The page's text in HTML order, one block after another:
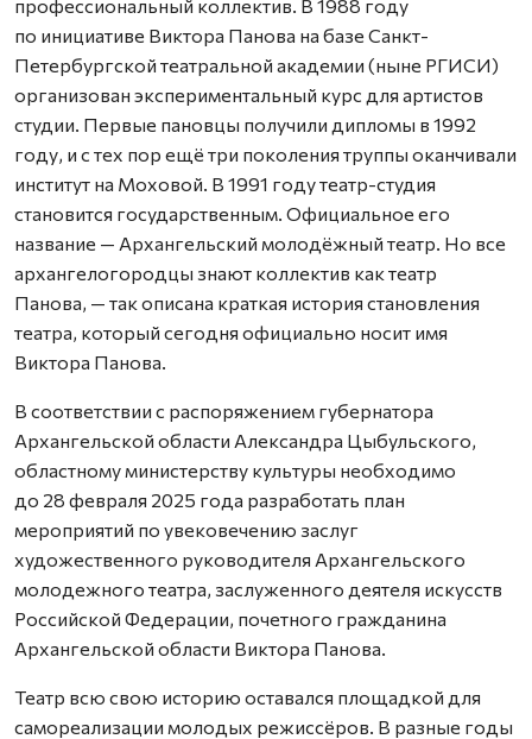
профессиональный коллектив. В 1988 году
по инициативе Виктора Панова на базе Санкт-
Петербургской театральной академии (ныне РГИСИ)
организован экспериментальный курс для артистов
студии. Первые пановцы получили дипломы в 1992
году, и с тех пор ещё три поколения труппы оканчивали
институт на Моховой. В 1991 году театр-студия
становится государственным. Официальное его
название — Архангельский молодёжный театр. Но все
архангелогородцы знают коллектив как театр
Панова, — так описана краткая история становления
театра, который сегодня официально носит имя
Виктора Панова.
В соответствии с распоряжением губернатора
Архангельской области Александра Цыбульского,
областному министерству культуры необходимо
до 28 февраля 2025 года разработать план
мероприятий по увековечению заслуг
художественного руководителя Архангельского
молодежного театра, заслуженного деятеля искусств
Российской Федерации, почетного гражданина
Архангельской области Виктора Панова.
Театр всю свою историю оставался площадкой для
самореализации молодых режиссёров. В разные годы